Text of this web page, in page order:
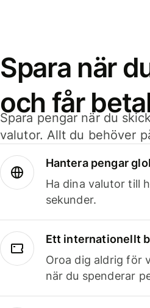
Spara när
och får
Spara pengar när du
valutor. Allt du behöver
Hantera pengar
Ha dina valutor till
sekunder.
Ett internationellt
Oroa dig aldrig för
när du spenderar